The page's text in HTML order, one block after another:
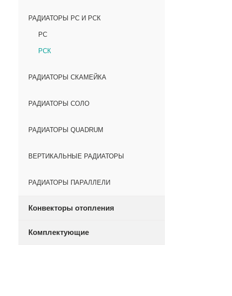
РАДИАТОРЫ РС И РСК
РС
РСК
РАДИАТОРЫ СКАМЕЙКА
РАДИАТОРЫ СОЛО
РАДИАТОРЫ QUADRUM
ВЕРТИКАЛЬНЫЕ РАДИАТОРЫ
РАДИАТОРЫ ПАРАЛЛЕЛИ
Конвекторы отопления
Комплектующие